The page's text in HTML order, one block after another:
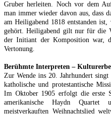
Gruber herleiten. Noch vor dem
man immer wieder davon aus, dass
am Heiligabend 1818 entstanden
gehört. Heiligabend gilt nur für die
der Initiant der Komposition war,
Vertonung.
Berühmte Interpreten –
Zur Wende ins 20. Jahrhundert
katholische und protestantische
Im Oktober 1905 erfolgt die erste
amerikanische Haydn
meistverkauften Weihnachtslied